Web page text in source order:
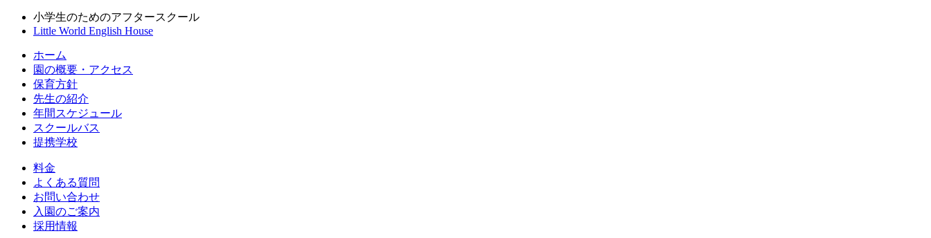
小学生のためのアフタースクール
Little World English House
ホーム
園の概要・アクセス
保育方針
先生の紹介
年間スケジュール
スクールバス
提携学校
料金
よくある質問
お問い合わせ
入園のご案内
採用情報